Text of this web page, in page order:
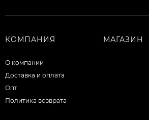
КОМПАНИЯ
О компании
Доставка и оплата
Опт
Политика возврата
МАГАЗИН